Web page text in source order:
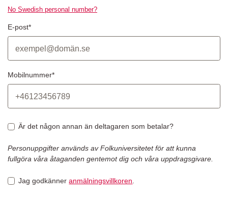
No Swedish personal number?
E-post*
Mobilnummer*
Är det någon annan än deltagaren som betalar?
Personuppgifter används av Folkuniversitetet för att kunna
fullgöra våra åtaganden gentemot dig och våra uppdragsgivare.
Jag godkänneranmälningsvillkoren